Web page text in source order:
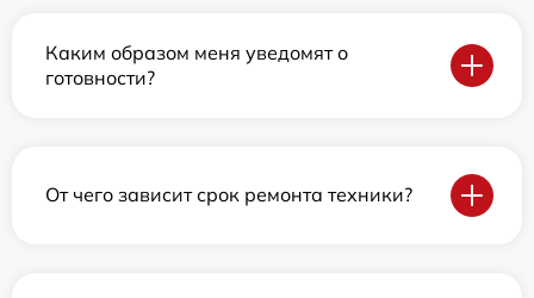
Каким образом меня уведомят о
готовности?
От чего зависит срок ремонта техники?